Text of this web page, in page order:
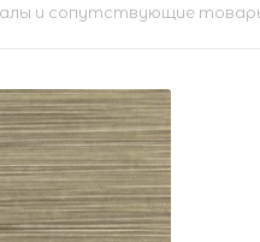
и сопутствующие